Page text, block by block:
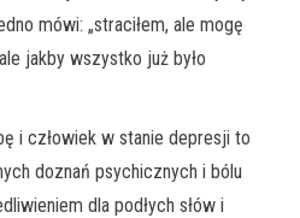
mówi: „straciłem, ale mogę
jakby wszystko już było
i człowiek w stanie depresji to
doznań psychicznych i bólu
dla podłych słów i